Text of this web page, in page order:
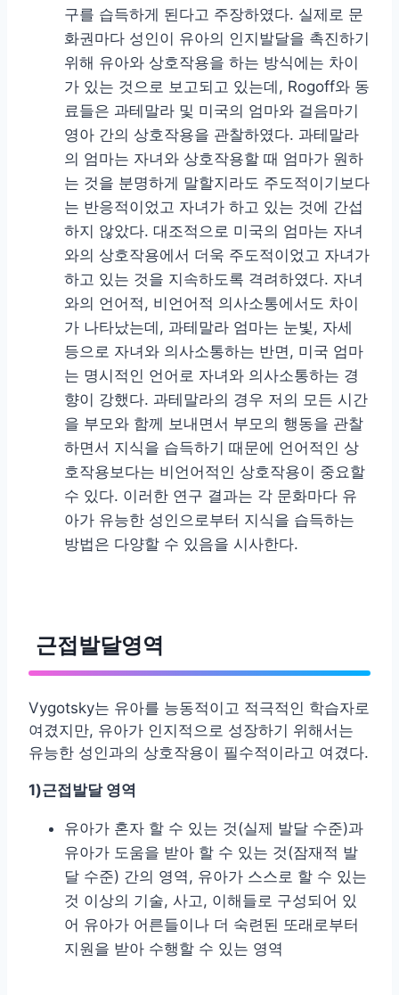
구를 습득하게 된다고 주장하였다. 실제로 문
화권마다 성인이 유아의 인지발달을 촉진하기
위해 유아와 상호작용을 하는 방식에는 차이
가 있는 것으로 보고되고 있는데, Rogoff와 동
료들은 과테말라 및 미국의 엄마와 걸음마기
영아 간의 상호작용을 관찰하였다. 과테말라
의 엄마는 자녀와 상호작용할 때 엄마가 원하
는 것을 분명하게 말할지라도 주도적이기보다
는 반응적이었고 자녀가 하고 있는 것에 간섭
하지 않았다. 대조적으로 미국의 엄마는 자녀
와의 상호작용에서 더욱 주도적이었고 자녀가
하고 있는 것을 지속하도록 격려하였다. 자녀
와의 언어적, 비언어적 의사소통에서도 차이
가 나타났는데, 과테말라 엄마는 눈빛, 자세
등으로 자녀와 의사소통하는 반면, 미국 엄마
는 명시적인 언어로 자녀와 의사소통하는 경
향이 강했다. 과테말라의 경우 저의 모든 시간
을 부모와 함께 보내면서 부모의 행동을 관찰
하면서 지식을 습득하기 때문에 언어적인 상
호작용보다는 비언어적인 상호작용이 중요할
수 있다. 이러한 연구 결과는 각 문화마다 유
아가 유능한 성인으로부터 지식을 습득하는
방법은 다양할 수 있음을 시사한다.
근접발달영역
Vygotsky는 유아를 능동적이고 적극적인 학습자로
여겼지만, 유아가 인지적으로 성장하기 위해서는
유능한 성인과의 상호작용이 필수적이라고 여겼다.
1)근접발달 영역
유아가 혼자 할 수 있는 것(실제 발달 수준)과
유아가 도움을 받아 할 수 있는 것(잠재적 발
달 수준) 간의 영역, 유아가 스스로 할 수 있는
것 이상의 기술, 사고, 이해들로 구성되어 있
어 유아가 어른들이나 더 숙련된 또래로부터
지원을 받아 수행할 수 있는 영역